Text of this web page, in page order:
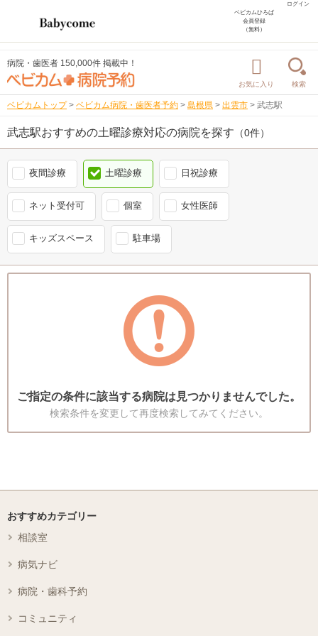
ログイン
ベビカムひろば
会員登録
（無料）
病院・歯医者 150,000件 掲載中！
お気に入り 検索
ベビカムトップ > ベビカム病院・歯医者予約 > 島根県 > 出雲市 > 武志駅
武志駅おすすめの土曜診療対応の病院を探す （0件）
夜間診療 土曜診療 日祝診療
ネット受付可 個室 女性医師
キッズスペース 駐車場
ご指定の条件に該当する病院は見つかりませんでした。
検索条件を変更して再度検索してみてください。
おすすめカテゴリー
相談室
病気ナビ
病院・歯科予約
コミュニティ